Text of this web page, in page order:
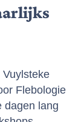
Flebologie
dagen lang